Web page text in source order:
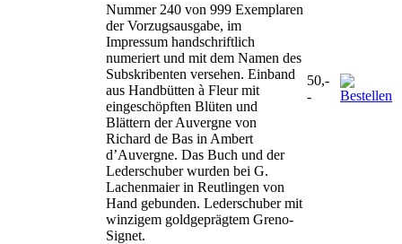
Nummer 240 von 999 Exemplaren
der Vorzugsausgabe, im
Impressum handschriftlich
numeriert und mit dem Namen des
Subskribenten versehen. Einband
aus Handbütten à Fleur mit
eingeschöpften Blüten und
Blättern der Auvergne von
Richard de Bas in Ambert
d’Auvergne. Das Buch und der
Lederschuber wurden bei G.
Lachenmaier in Reutlingen von
Hand gebunden. Lederschuber mit
winzigem goldgeprägtem Greno-
Signet.
50,-
-